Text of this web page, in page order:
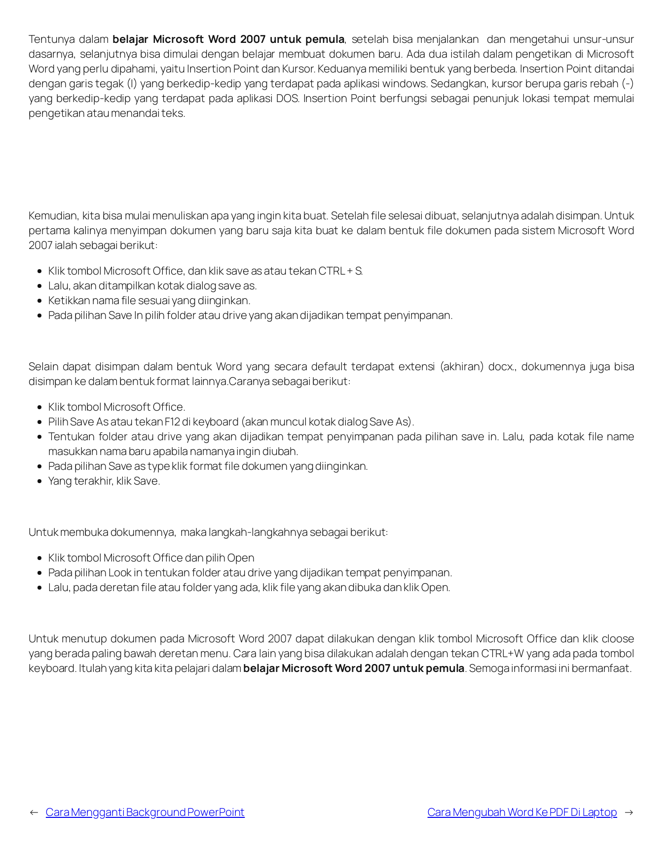
Tentunya dalam belajar Microsoft Word 2007 untuk pemula, setelah bisa menjalankan dan mengetahui unsur-unsur
dasarnya, selanjutnya bisa dimulai dengan belajar membuat dokumen baru. Ada dua istilah dalam pengetikan di Microsoft
Word yang perlu dipahami, yaitu Insertion Point dan Kursor. Keduanya memiliki bentuk yang berbeda. Insertion Point ditandai
dengan garis tegak (I) yang berkedip-kedip yang terdapat pada aplikasi windows. Sedangkan, kursor berupa garis rebah (-)
yang berkedip-kedip yang terdapat pada aplikasi DOS. Insertion Point berfungsi sebagai penunjuk lokasi tempat memulai
pengetikan atau menandai teks.
Kemudian, kita bisa mulai menuliskan apa yang ingin kita buat. Setelah file selesai dibuat, selanjutnya adalah disimpan. Untuk
pertama kalinya menyimpan dokumen yang baru saja kita buat ke dalam bentuk file dokumen pada sistem Microsoft Word
2007 ialah sebagai berikut:
Klik tombol Microsoft Office, dan klik save as atau tekan CTRL + S.
Lalu, akan ditampilkan kotak dialog save as.
Ketikkan nama file sesuai yang diinginkan.
Pada pilihan Save In pilih folder atau drive yang akan dijadikan tempat penyimpanan.
Selain dapat disimpan dalam bentuk Word yang secara default terdapat extensi (akhiran) docx., dokumennya juga bisa
disimpan ke dalam bentuk format lainnya.Caranya sebagai berikut:
Klik tombol Microsoft Office.
Pilih Save As atau tekan F12 di keyboard (akan muncul kotak dialog Save As).
Tentukan folder atau drive yang akan dijadikan tempat penyimpanan pada pilihan save in. Lalu, pada kotak file name
masukkan nama baru apabila namanya ingin diubah.
Pada pilihan Save as type klik format file dokumen yang diinginkan.
Yang terakhir, klik Save.
Untuk membuka dokumennya, maka langkah-langkahnya sebagai berikut:
Klik tombol Microsoft Office dan pilih Open
Pada pilihan Look in tentukan folder atau drive yang dijadikan tempat penyimpanan.
Lalu, pada deretan file atau folder yang ada, klik file yang akan dibuka dan klik Open.
Untuk menutup dokumen pada Microsoft Word 2007 dapat dilakukan dengan klik tombol Microsoft Office dan klik cloose
yang berada paling bawah deretan menu. Cara lain yang bisa dilakukan adalah dengan tekan CTRL+W yang ada pada tombol
keyboard. Itulah yang kita kita pelajari dalam belajar Microsoft Word 2007 untuk pemula. Semoga informasi ini bermanfaat.
← Cara Mengganti Background PowerPoint Cara Mengubah Word Ke PDF Di Laptop →